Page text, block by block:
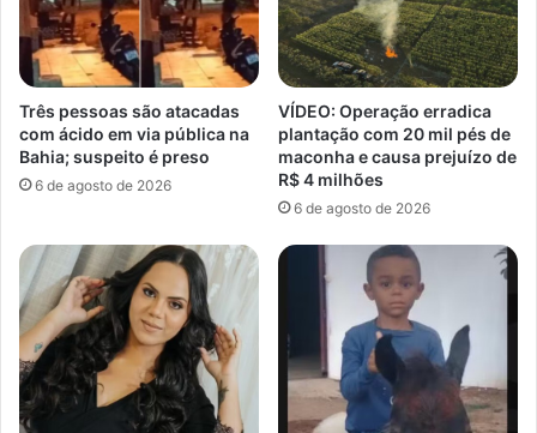
Três pessoas são atacadas
com ácido em via pública na
Bahia; suspeito é preso
6 de agosto de 2026
VÍDEO: Operação erradica
plantação com 20 mil pés de
maconha e causa prejuízo de
R$ 4 milhões
6 de agosto de 2026